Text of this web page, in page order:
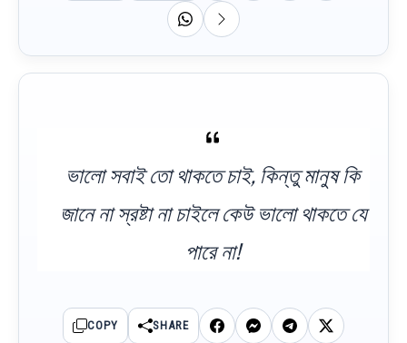
ভালো সবাই তো থাকতে চাই, কিন্তু মানুষ কি
জানে না স্রষ্টা না চাইলে কেউ ভালো থাকতে যে
পারে না!
COPY SHARE